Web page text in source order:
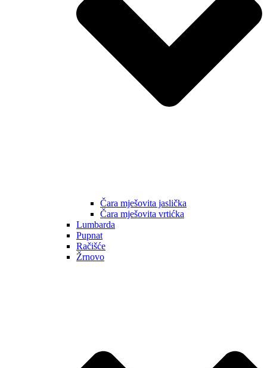
Čara mješovita jaslička
Čara mješovita vrtićka
Lumbarda
Pupnat
Račišće
Žrnovo